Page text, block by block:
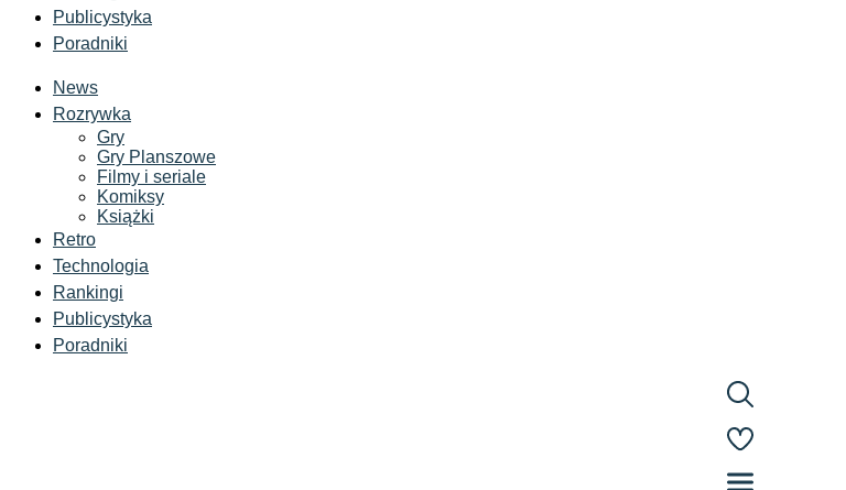
Publicystyka
Poradniki
News
Rozrywka
Gry
Gry Planszowe
Filmy i seriale
Komiksy
Książki
Retro
Technologia
Rankingi
Publicystyka
Poradniki